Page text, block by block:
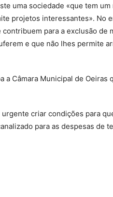
uma sociedade «que tem um
projetos interessantes». No
para a exclusão de
e que não lhes permite
a Câmara Municipal de Oeiras
criar condições para
para as despesas de